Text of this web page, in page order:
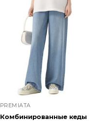
PREMIATA
Комбинированные кеды